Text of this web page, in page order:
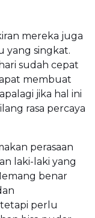
mereka juga
yang singkat.
sudah cepat
membuat
jika hal ini
rasa percaya
perasaan
laki-laki yang
benar
perlu